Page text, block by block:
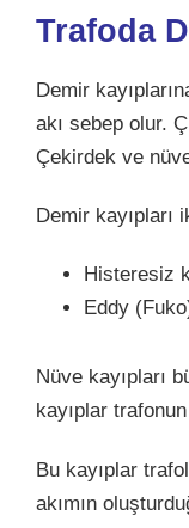
Trafoda
Demir
akı sebep olur.
Çekirdek ve
Demir kayıpları
Histeresiz
Eddy
Nüve kayıpları
kayıplar
Bu kayıplar
akımın